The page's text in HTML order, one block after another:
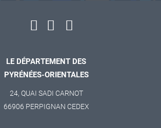
LE DÉPARTEMENT DES
PYRÉNÉES-ORIENTALES
24, QUAI SADI CARNOT
66906 PERPIGNAN CEDEX